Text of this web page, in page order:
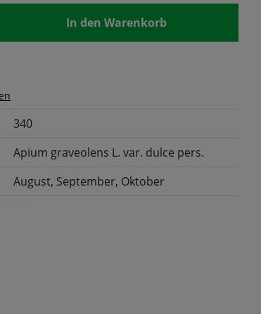
Gib den gewünschten Wert ein
In den Warenkorb
340
Apium graveolens L. var. dulce pers.
August, September, Oktober